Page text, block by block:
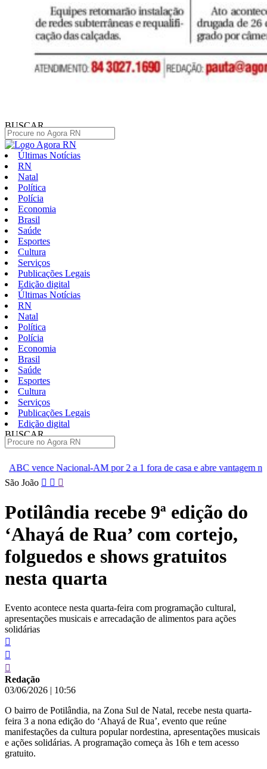
BUSCAR
Últimas Notícias
RN
Natal
Política
Polícia
Economia
Brasil
Saúde
Esportes
Cultura
Serviços
Publicações Legais
Edição digital
Últimas Notícias
RN
Natal
Política
Polícia
Economia
Brasil
Saúde
Esportes
Cultura
Serviços
Publicações Legais
Edição digital
BUSCAR
por 2 a 1 fora de casa e abre vantagem nas quartas
Cine
Pular
conteúdo
São João
Potilândia recebe 9ª edição do
‘Ahayá de Rua’ com cortejo,
folguedos e shows gratuitos
nesta quarta
Evento acontece nesta quarta-feira com programação cultural,
apresentações musicais e arrecadação de alimentos para ações
solidárias
Redação
03/06/2026 | 10:56
O bairro de Potilândia, na Zona Sul de Natal, recebe nesta quarta-
feira 3 a nona edição do ‘Ahayá de Rua’, evento que reúne
manifestações da cultura popular nordestina, apresentações musicais
e ações solidárias. A programação começa às 16h e tem acesso
gratuito.